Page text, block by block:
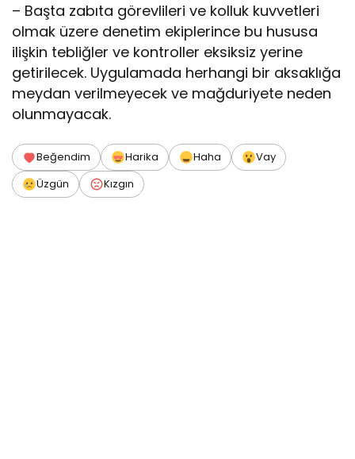
– Başta zabıta görevlileri ve kolluk kuvvetleri
olmak üzere denetim ekiplerince bu hususa
ilişkin tebliğler ve kontroller eksiksiz yerine
getirilecek. Uygulamada herhangi bir aksaklığa
meydan verilmeyecek ve mağduriyete neden
olunmayacak.
Beğendim Harika Haha
Vay
Üzgün
Kızgın